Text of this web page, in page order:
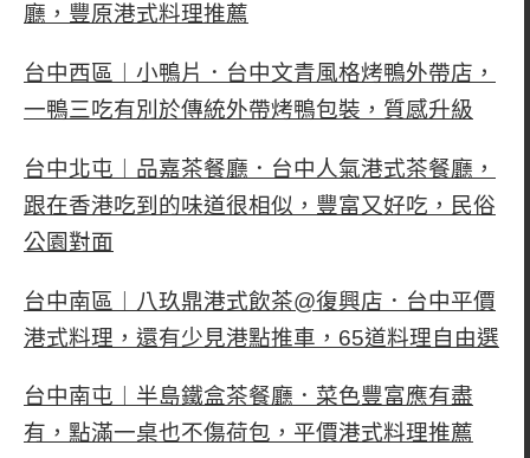
廳，豐原港式料理推薦
台中西區︱小鴨片．台中文青風格烤鴨外帶店，
一鴨三吃有別於傳統外帶烤鴨包裝，質感升級
台中北屯︱品嘉茶餐廳．台中人氣港式茶餐廳，
跟在香港吃到的味道很相似，豐富又好吃，民俗
公園對面
台中南區︱八玖鼎港式飲茶@復興店．台中平價
港式料理，還有少見港點推車，65道料理自由選
台中南屯︱半島鐵盒茶餐廳．菜色豐富應有盡
有，點滿一桌也不傷荷包，平價港式料理推薦